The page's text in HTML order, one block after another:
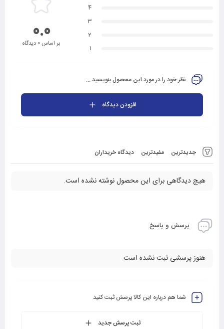
جدیدترین مفیدترین دیدگاه خریداران
هیچ دیدگاهی برای این محصول نوشته نشده است.
4
3
2
1
0.0بر اساس 0 دیدگاه
نظر خود را در مورد این محصول بنویسید ...
افزودن دیدگاه
پرسش و پاسخ
هنوز پرسشی ثبت نشده است.
شما هم درباره این کالا پرسش ثبت کنید
ثبت پرسش جدید